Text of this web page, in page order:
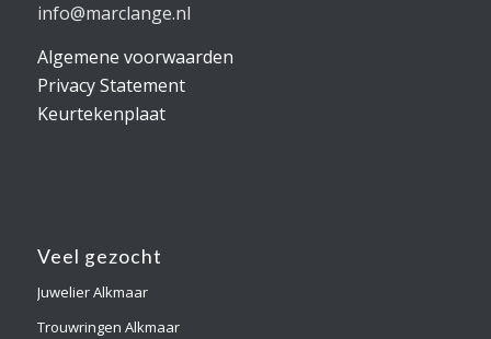
info@marclange.nl
Algemene voorwaarden
Privacy Statement
Keurtekenplaat
Veel gezocht
Juwelier Alkmaar
Trouwringen Alkmaar